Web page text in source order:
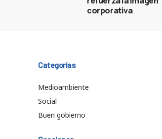
corporativa
Categorías
Medioambiente
Social
Buen gobierno